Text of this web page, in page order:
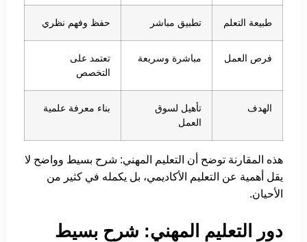
طبيعة التعلم تطبيق مباشر حفظ وفهم نظري
فرص العمل مباشرة وسريعة
تعتمد على
التخصص
الهدف
تأهيل لسوق
العمل
بناء معرفة علمية
هذه المقارنة توضح أن التعليم المهني: شرح بسيط وواضح لا
يقل أهمية عن التعليم الأكاديمي، بل يكمله في كثير من
الأحيان.
دور التعليم المهني: شرح بسيط